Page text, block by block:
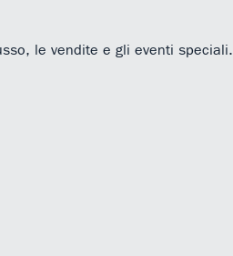
le vendite e gli eventi speciali.